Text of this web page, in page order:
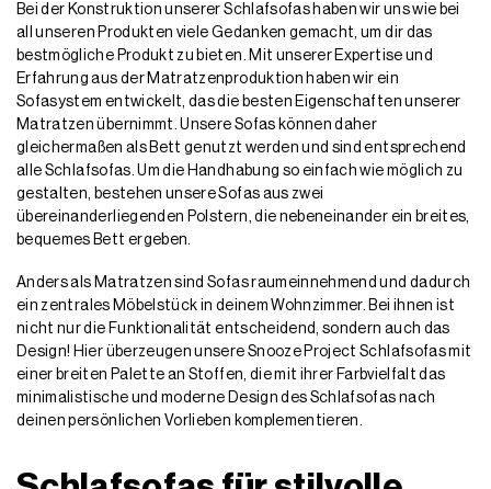
Bei der Konstruktion unserer Schlafsofas haben wir uns wie bei
all unseren Produkten viele Gedanken gemacht, um dir das
bestmögliche Produkt zu bieten. Mit unserer Expertise und
Erfahrung aus der Matratzenproduktion haben wir ein
Sofasystem entwickelt, das die besten Eigenschaften unserer
Matratzen übernimmt. Unsere Sofas können daher
gleichermaßen als Bett genutzt werden und sind entsprechend
alle Schlafsofas. Um die Handhabung so einfach wie möglich zu
gestalten, bestehen unsere Sofas aus zwei
übereinanderliegenden Polstern, die nebeneinander ein breites,
bequemes Bett ergeben.
Anders als Matratzen sind Sofas raumeinnehmend und dadurch
ein zentrales Möbelstück in deinem Wohnzimmer. Bei ihnen ist
nicht nur die Funktionalität entscheidend, sondern auch das
Design! Hier überzeugen unsere Snooze Project Schlafsofas mit
einer breiten Palette an Stoffen, die mit ihrer Farbvielfalt das
minimalistische und moderne Design des Schlafsofas nach
deinen persönlichen Vorlieben komplementieren.